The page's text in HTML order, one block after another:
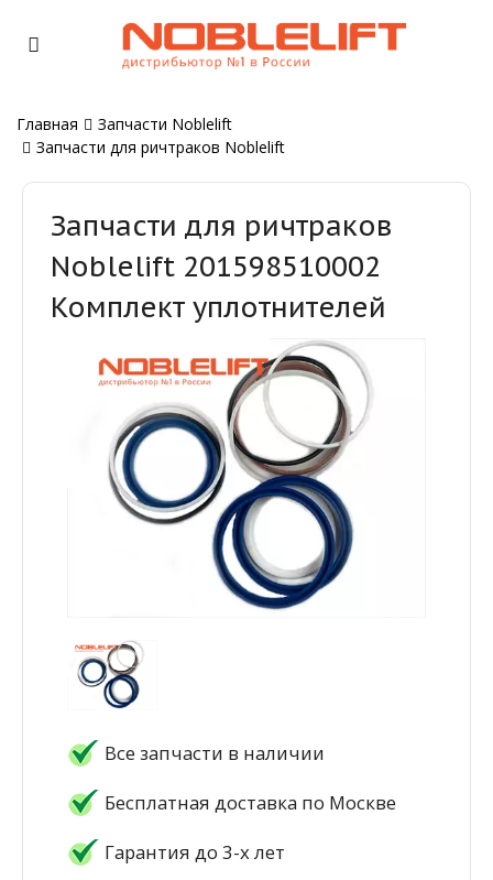
Главная
Запчасти Noblelift
Запчасти для ричтраков Noblelift
Запчасти для ричтраков
Noblelift 201598510002
Комплект уплотнителей
Все запчасти в наличии
Бесплатная доставка по Москве
Гарантия до 3-х лет